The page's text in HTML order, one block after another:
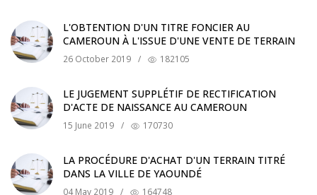
L'OBTENTION D'UN TITRE FONCIER AU
CAMEROUN À L'ISSUE D'UNE VENTE DE TERRAIN
26 October 2019 / 182105
LE JUGEMENT SUPPLÉTIF DE RECTIFICATION
D'ACTE DE NAISSANCE AU CAMEROUN
15 June 2019 / 170730
LA PROCÉDURE D'ACHAT D'UN TERRAIN TITRÉ
DANS LA VILLE DE YAOUNDÉ
04 May 2019 / 164748